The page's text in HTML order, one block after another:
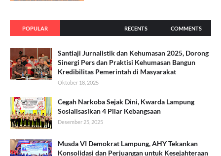
POPULAR RECENTS COMMENTS
Santiaji Jurnalistik dan Kehumasan 2025, Dorong
Sinergi Pers dan Praktisi Kehumasan Bangun
Kredibilitas Pemerintah di Masyarakat
Oktober 18, 2025
Cegah Narkoba Sejak Dini, Kwarda Lampung
Sosialisasikan 4 Pilar Kebangsaan
Desember 25, 2025
Musda VI Demokrat Lampung, AHY Tekankan
Konsolidasi dan Perjuangan untuk Kesejahteraan